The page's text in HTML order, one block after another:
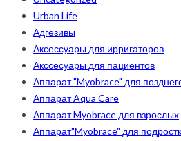
Urban Life
Адгезивы
Аксессуары для ирригаторов
Акссесуары для пациентов
Аппарат "Myobrace" для
Аппарат Aqua Care
Аппарат Myobrace для взрослых
Аппарат"Myobrace" для